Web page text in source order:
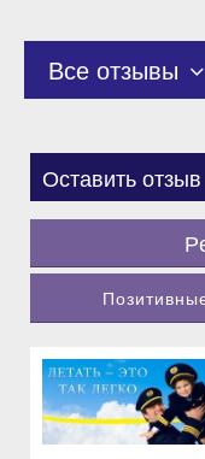
Все отзывы
Оставить отзыв